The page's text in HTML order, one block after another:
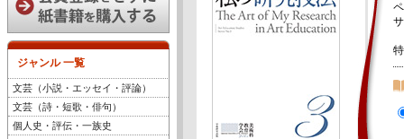
ジャンル 一覧
文芸（小説・エッセイ・評論）
文芸（詩・短歌・俳句）
個人史・評伝・一族史